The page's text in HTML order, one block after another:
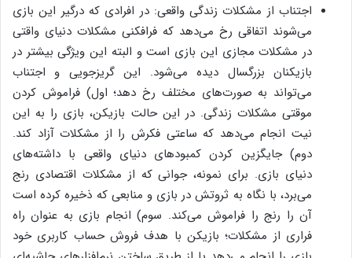
اجتناب از مشکلات زندگی واقعی: در افرادی که درگیر این بازی
می‌شوند اتفاقی رخ می‌دهد که فرافکنی مشکلات دنیای واقتی
در مشکلات مجازی این بازی است و البته این ویژگی بیشتر در
بازیکنان بزرگسال دیده می‌‎شود. این گریزجویی و اجتناب
می‌تواند به صورت‌های مختلف رخ دهد؛ اول) فراموش کردن
موقتی مشکلات زندگی. در این حالت بازیکن، بازی را به این
نیت انجام می‌دهد که ساعتی فکرش را از مشکلات آزاد کند.
دوم) جایگزین کردن کمبودهای دنیای واقعی با داشته‌های
دنیای بازی. برای نمونه، جوانی که از مشکلات اقتصادی رنج
می‌برد، با نگاه به ثروتش در بازی و منابعی که ذخیره کرده است
آن را رنج را فراموش می‌کند. سوم) انجام بازی به عنوان راه
فراری از مشکلات؛ بازیکن با هدف فروش حساب کاربری خود